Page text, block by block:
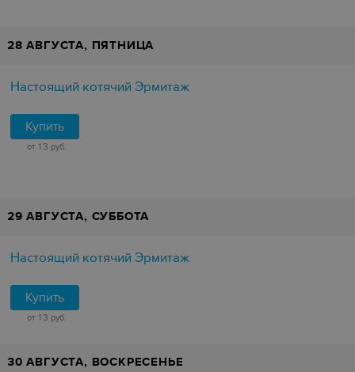
28 АВГУСТА, ПЯТНИЦА
Настоящий котячий Эрмитаж
Купить
от 13 руб.
29 АВГУСТА, СУББОТА
Настоящий котячий Эрмитаж
Купить
от 13 руб.
30 АВГУСТА, ВОСКРЕСЕНЬЕ